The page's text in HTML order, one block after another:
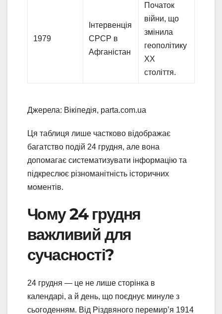
1979
Інтервенція
СРСР в
Афганістан
Початок
війни, що
змінила
геополітику
ХХ
століття.
Джерела: Вікіпедія, parta.com.ua
Ця таблиця лише частково відображає
багатство подій 24 грудня, але вона
допомагає систематизувати інформацію та
підкреслює різноманітність історичних
моментів.
Чому 24 грудня
важливий для
сучасності?
24 грудня — це не лише сторінка в
календарі, а й день, що поєднує минуле з
сьогоденням. Від Різдвяного перемир’я 1914